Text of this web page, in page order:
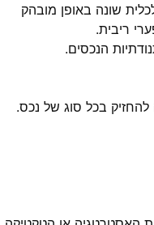
שונה באופן מובהק
ריבית.
הנכסים.
להחזיק בכל סוג של נכס.